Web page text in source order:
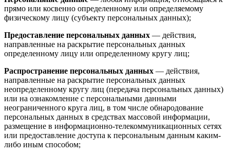
прямо или косвенно определенному или определяемому
физическому лицу (субъекту персональных данных);
Предоставление персональных данных — действия,
направленные на раскрытие персональных данных
определенному лицу или определенному кругу лиц;
Распространение персональных данных — действия,
направленные на раскрытие персональных данных
неопределенному кругу лиц (передача персональных данных)
или на ознакомление с персональными данными
неограниченного круга лиц, в том числе обнародование
персональных данных в средствах массовой информации,
размещение в информационно-телекоммуникационных сетях
или предоставление доступа к персональным данным каким-
либо иным способом;